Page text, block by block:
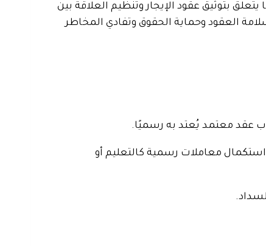
بتوثيق عقود الإيجار وتنظيم العلاقة بين
العقود وحماية الحقوق وتفادي المخاطر
عقد معتمد يُعتد به رسميًا.
معاملات رسمية كالتعليم أو